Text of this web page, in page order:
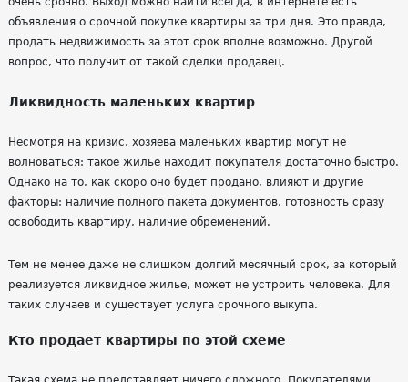
объявления о срочной покупке квартиры за три дня. Это правда,
продать недвижимость за этот срок вполне возможно. Другой
вопрос, что получит от такой сделки продавец.
Ликвидность маленьких квартир
Несмотря на кризис, хозяева маленьких квартир могут не
волноваться: такое жилье находит покупателя достаточно быстро.
Однако на то, как скоро оно будет продано, влияют и другие
факторы: наличие полного пакета документов, готовность сразу
освободить квартиру, наличие обременений.
Тем не менее даже не слишком долгий месячный срок, за который
реализуется ликвидное жилье, может не устроить человека. Для
таких случаев и существует услуга срочного выкупа.
Кто продает квартиры по этой схеме